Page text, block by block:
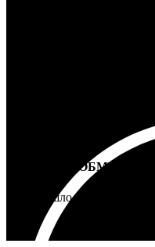
ВОЗВРАТ И ОБМЕН
Не подошло - вернем деньги